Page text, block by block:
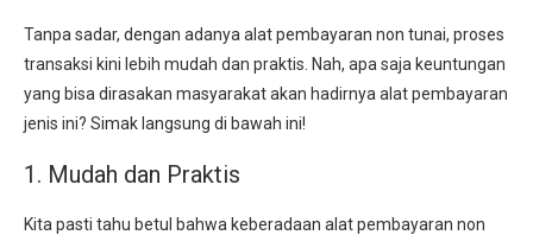
Tanpa sadar, dengan adanya alat pembayaran non tunai, proses
transaksi kini lebih mudah dan praktis. Nah, apa saja keuntungan
yang bisa dirasakan masyarakat akan hadirnya alat pembayaran
jenis ini? Simak langsung di bawah ini!
1. Mudah dan Praktis
Kita pasti tahu betul bahwa keberadaan alat pembayaran non